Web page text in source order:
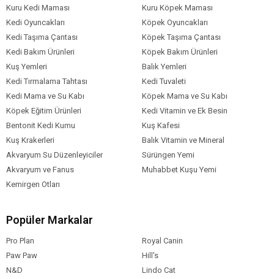
Kuru Kedi Maması
Kuru Köpek Maması
Kedi Oyuncakları
Köpek Oyuncakları
Kedi Taşıma Çantası
Köpek Taşıma Çantası
Kedi Bakım Ürünleri
Köpek Bakım Ürünleri
Kuş Yemleri
Balık Yemleri
Kedi Tırmalama Tahtası
Kedi Tuvaleti
Kedi Mama ve Su Kabı
Köpek Mama ve Su Kabı
Köpek Eğitim Ürünleri
Kedi Vitamin ve Ek Besin
Bentonit Kedi Kumu
Kuş Kafesi
Kuş Krakerleri
Balık Vitamin ve Mineral
Akvaryum Su Düzenleyiciler
Sürüngen Yemi
Akvaryum ve Fanus
Muhabbet Kuşu Yemi
Kemirgen Otları
Popüler Markalar
Pro Plan
Royal Canin
Paw Paw
Hill's
N&D
Lindo Cat